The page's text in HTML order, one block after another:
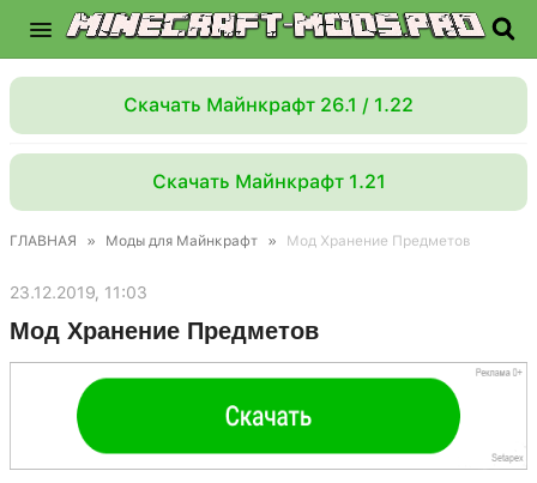
Скачать Майнкрафт 26.1 / 1.22
Скачать Майнкрафт 1.21
ГЛАВНАЯ » Моды для Майнкрафт » Мод Хранение Предметов
23.12.2019, 11:03
Мод Хранение Предметов